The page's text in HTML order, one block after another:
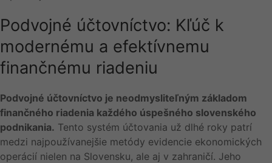
Podvojné účtovníctvo: Kľúč k
modernému a efektívnemu
finančnému riadeniu
Podvojné účtovníctvo je neodmysliteľným základom
finančného riadenia každého úspešného slovenského
podnikania. Tento systém účtovania už dlhé roky patrí
medzi najpoužívanejšie metódy evidencie ekonomických
operácií nielen na Slovensku, ale aj v zahraničí. Jeho